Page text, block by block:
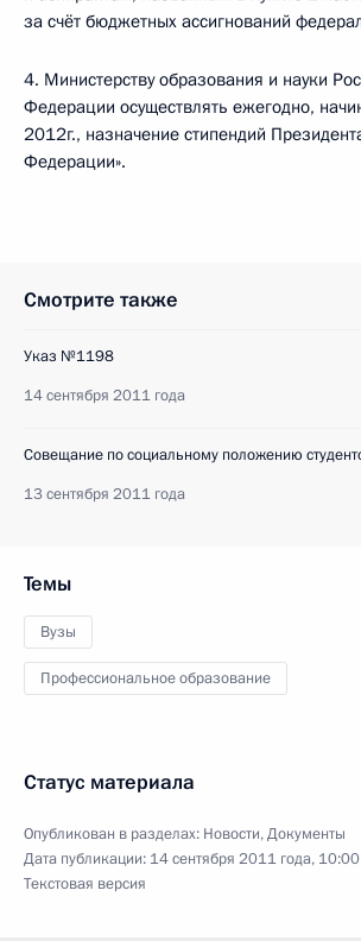
за счёт бюджетных ассигнований
4. Министерству образования и науки
Федерации осуществлять ежегодно,
2012г., назначение стипендий
Федерации».
Смотрите также
Указ №1198
14 сентября 2011 года
Совещание по социальному положению
13 сентября 2011 года
Темы
Вузы
Профессиональное образование
Статус материала
Опубликован в разделах: Новости,Документы
Дата публикации: 14 сентября 2011 года, 10:00
Текстовая версия